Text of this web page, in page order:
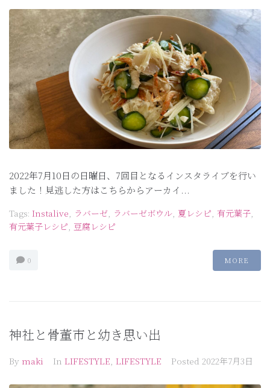
2022年7月10日の日曜日、7回目となるインスタライブを行い
ました！見逃した方はこちらからアーカイ...
Tags: Instalive, ラバーゼ, ラバーゼボウル, 夏レシピ, 有元葉子,
有元葉子レシピ, 豆腐レシピ
0 MORE
神社と骨董市と幼き思い出
By maki In LIFESTYLE, LIFESTYLE Posted 2022年7月3日